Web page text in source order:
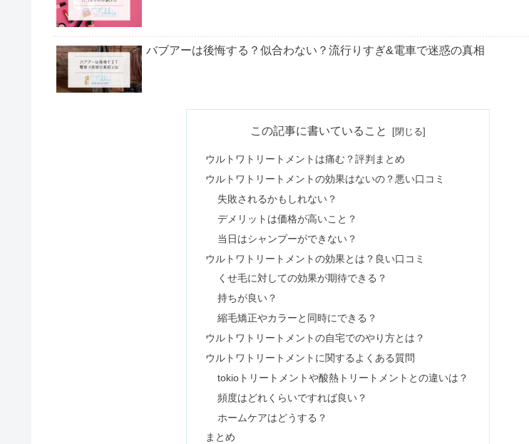
バブアーは後悔する？似合わない？流行りすぎ&電車で迷惑の真相
筋膜リリースは効果なし？やりすぎNG？ためしてガッテン式も紹介
空庭温泉がひどい？カップルがやばい口コミ＆混浴もやってる？
【逆効果】リファカラット買ってはいけない？安いのはなぜ？レイの違いも
この記事に書いていること
ウルトワトリートメントは痛む？評判まとめ
ウルトワトリートメントの効果はないの？悪い口コミ
失敗されるかもしれない？
デメリットは価格が高いこと？
当日はシャンプーができない？
ウルトワトリートメントの効果とは？良い口コミ
くせ毛に対しての効果が期待できる？
持ちが良い？
縮毛矯正やカラーと同時にできる？
ウルトワトリートメントの自宅でのやり方とは？
ウルトワトリートメントに関するよくある質問
tokioトリートメントや酸熱トリートメントとの違いは？
頻度はどれくらいですれば良い？
ホームケアはどうする？
まとめ